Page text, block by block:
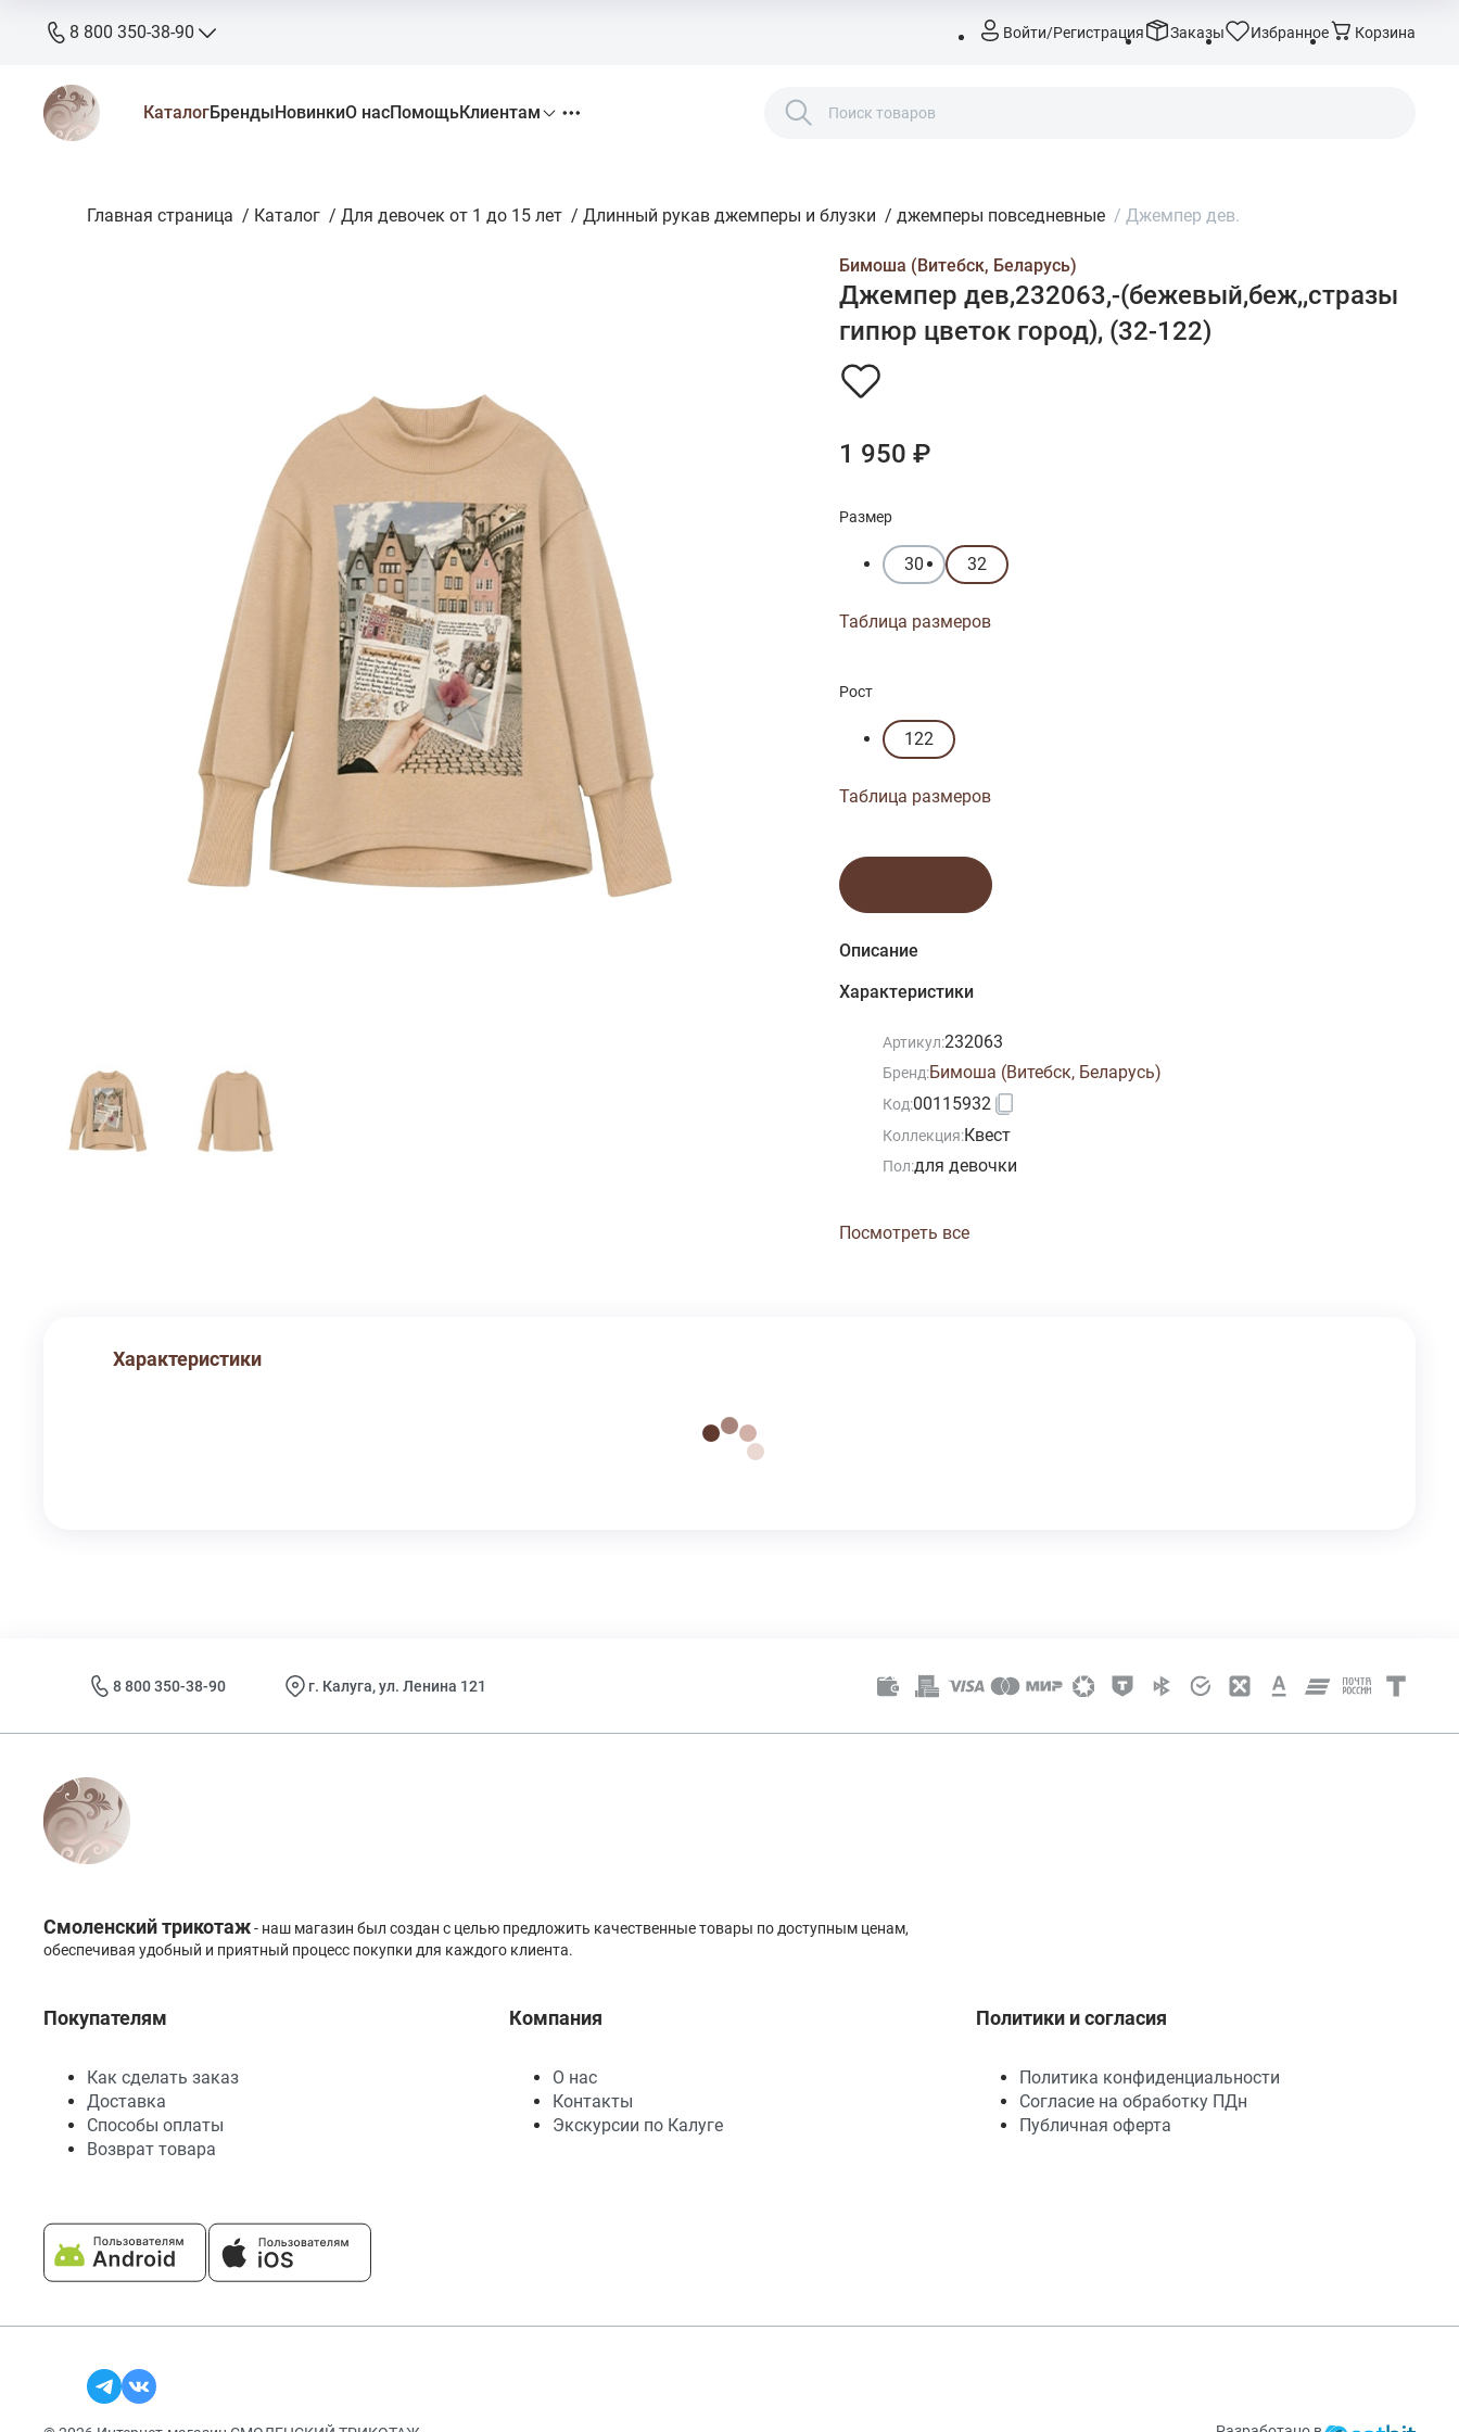
8 800 350-38-90
бесплатно
zakaz@stkaluga.ru
Войти/Регистрация Заказы Избранное Корзина
КаталогБрендыНовинкиО насПомощьКлиентам
Главная страница / Каталог / Для девочек от 1 до 15 лет / Длинный рукав джемперы и блузки / джемперы повседневные / Джемпер дев.
Бимоша (Витебск, Беларусь)
Джемпер дев,232063,-(бежевый,беж,,стразы
гипюр цветок город), (32-122)
1 950 ₽
Размер
30 32
Таблица размеров
Рост
122
Таблица размеров
Описание
Характеристики
Артикул:232063
Бренд:Бимоша (Витебск, Беларусь)
Код:00115932
Коллекция:Квест
Пол:для девочки
Посмотреть все
Характеристики
8 800 350-38-90 г. Калуга, ул. Ленина 121
Смоленский трикотаж- наш магазин был создан с целью предложить качественные товары по доступным ценам,
обеспечивая удобный и приятный процесс покупки для каждого клиента.
Покупателям
Как сделать заказ
Доставка
Способы оплаты
Возврат товара
Компания
О нас
Контакты
Экскурсии по Калуге
Политики и согласия
Политика конфиденциальности
Согласие на обработку ПДн
Публичная оферта